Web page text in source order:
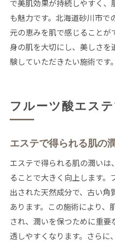
で美肌効果が持続しやすく
も魅力です。北海道砂川市
元の恵みを肌で感じることが
身の肌を大切にし、美しさ
験していただきたい施術です。
フルーツ酸エス
エステで得られる肌の
エステで得られる肌の潤い
ることで大きく向上します
出された天然成分で、古い
あります。この施術により、
され、潤いを保つために重
透しやすくなります。さらに